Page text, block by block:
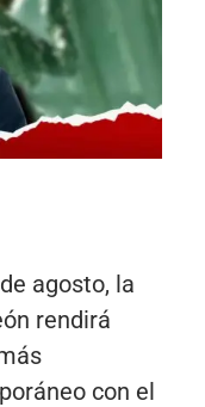
agosto, la
rendirá
con el